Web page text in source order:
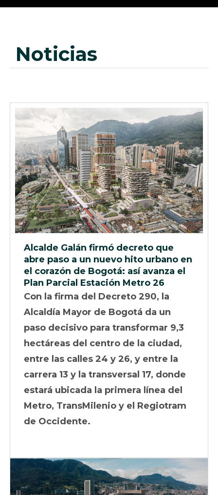
noticias
Alcalde Galán firmó decreto que
abre paso a un nuevo hito urbano en
el corazón de Bogotá: así avanza el
Plan Parcial Estación Metro 26
Con la firma del Decreto 290, la
Alcaldía Mayor de Bogotá da un
paso decisivo para transformar 9,3
hectáreas del centro de la ciudad,
entre las calles 24 y 26, y entre la
carrera 13 y la transversal 17, donde
estará ubicada la primera línea del
Metro, TransMilenio y el Regiotram
de Occidente.